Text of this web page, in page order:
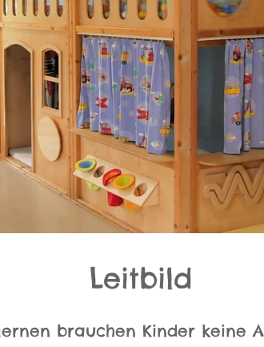
Leitbild
brauchen Kinder keine